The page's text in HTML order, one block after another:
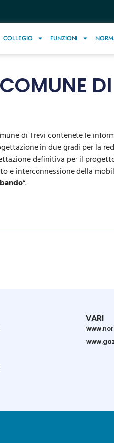
COLLEGIO FUNZIONI
COMUNE
di Trevi contenete le
in due gradi per la
definitiva per il
e interconnessionedella
“.
VARI